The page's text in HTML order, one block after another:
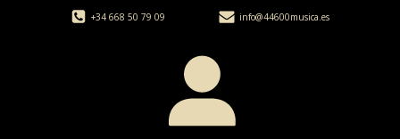
+34 668 50 79 09 info@44600musica.es